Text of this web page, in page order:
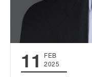
11
FEB
2025